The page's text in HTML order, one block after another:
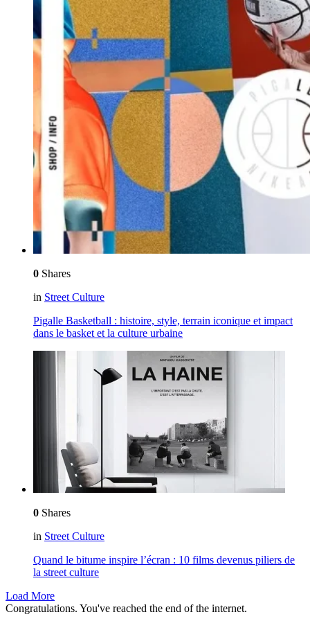
0 Shares
in Street Culture
Pigalle Basketball : histoire, style, terrain iconique et impact
dans le basket et la culture urbaine
0 Shares
in Street Culture
Quand le bitume inspire l’écran : 10 films devenus piliers de
la street culture
Load More
Congratulations. You've reached the end of the internet.